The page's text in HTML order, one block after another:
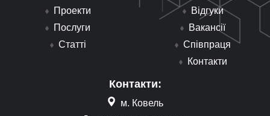
Проекти
Послуги
Статті
Відгуки
Вакансії
Співпраця
Контакти
Контакти:
м. Ковель